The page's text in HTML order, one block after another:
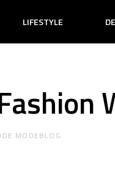
LIFESTYLE
MODEBLOG